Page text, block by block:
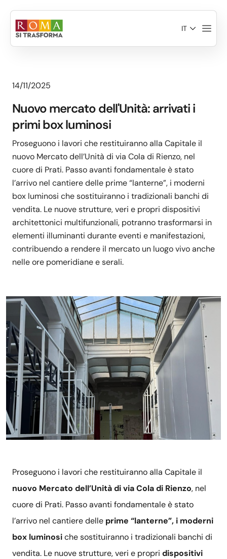
IT
14/11/2025
Nuovo mercato dell'Unità: arrivati i
primi box luminosi
Proseguono i lavori che restituiranno alla Capitale il
nuovo Mercato dell’Unità di via Cola di Rienzo, nel
cuore di Prati. Passo avanti fondamentale è stato
l’arrivo nel cantiere delle prime “lanterne”, i moderni
box luminosi che sostituiranno i tradizionali banchi di
vendita. Le nuove strutture, veri e propri dispositivi
architettonici multifunzionali, potranno trasformarsi in
elementi illuminanti durante eventi e manifestazioni,
contribuendo a rendere il mercato un luogo vivo anche
nelle ore pomeridiane e serali.
Proseguono i lavori che restituiranno alla Capitale il
nuovo Mercato dell’Unità di via Cola di Rienzo, nel
cuore di Prati. Passo avanti fondamentale è stato
l’arrivo nel cantiere delle prime “lanterne”, i moderni
box luminosiche sostituiranno i tradizionali banchi di
vendita. Le nuove strutture, veri e propri dispositivi